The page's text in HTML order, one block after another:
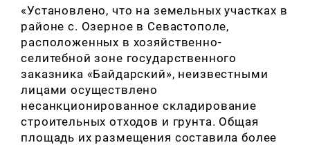
«Установлено, что на земельных участках в
районе с. Озерное в Севастополе,
расположенных в хозяйственно-
селитебной зоне государственного
заказника «Байдарский», неизвестными
лицами осуществлено
несанкционированное складирование
строительных отходов и грунта. Общая
площадь их размещения составила более